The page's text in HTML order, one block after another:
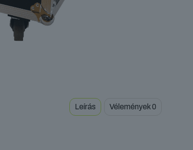
Leírás Vélemények0